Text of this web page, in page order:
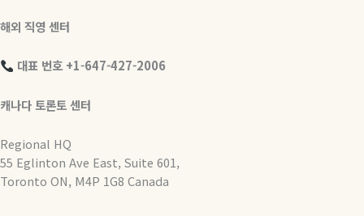
해외 직영 센터
대표 번호 +1-647-427-2006
캐나다 토론토 센터
Regional HQ
55 Eglinton Ave East, Suite 601,
Toronto ON, M4P 1G8 Canada